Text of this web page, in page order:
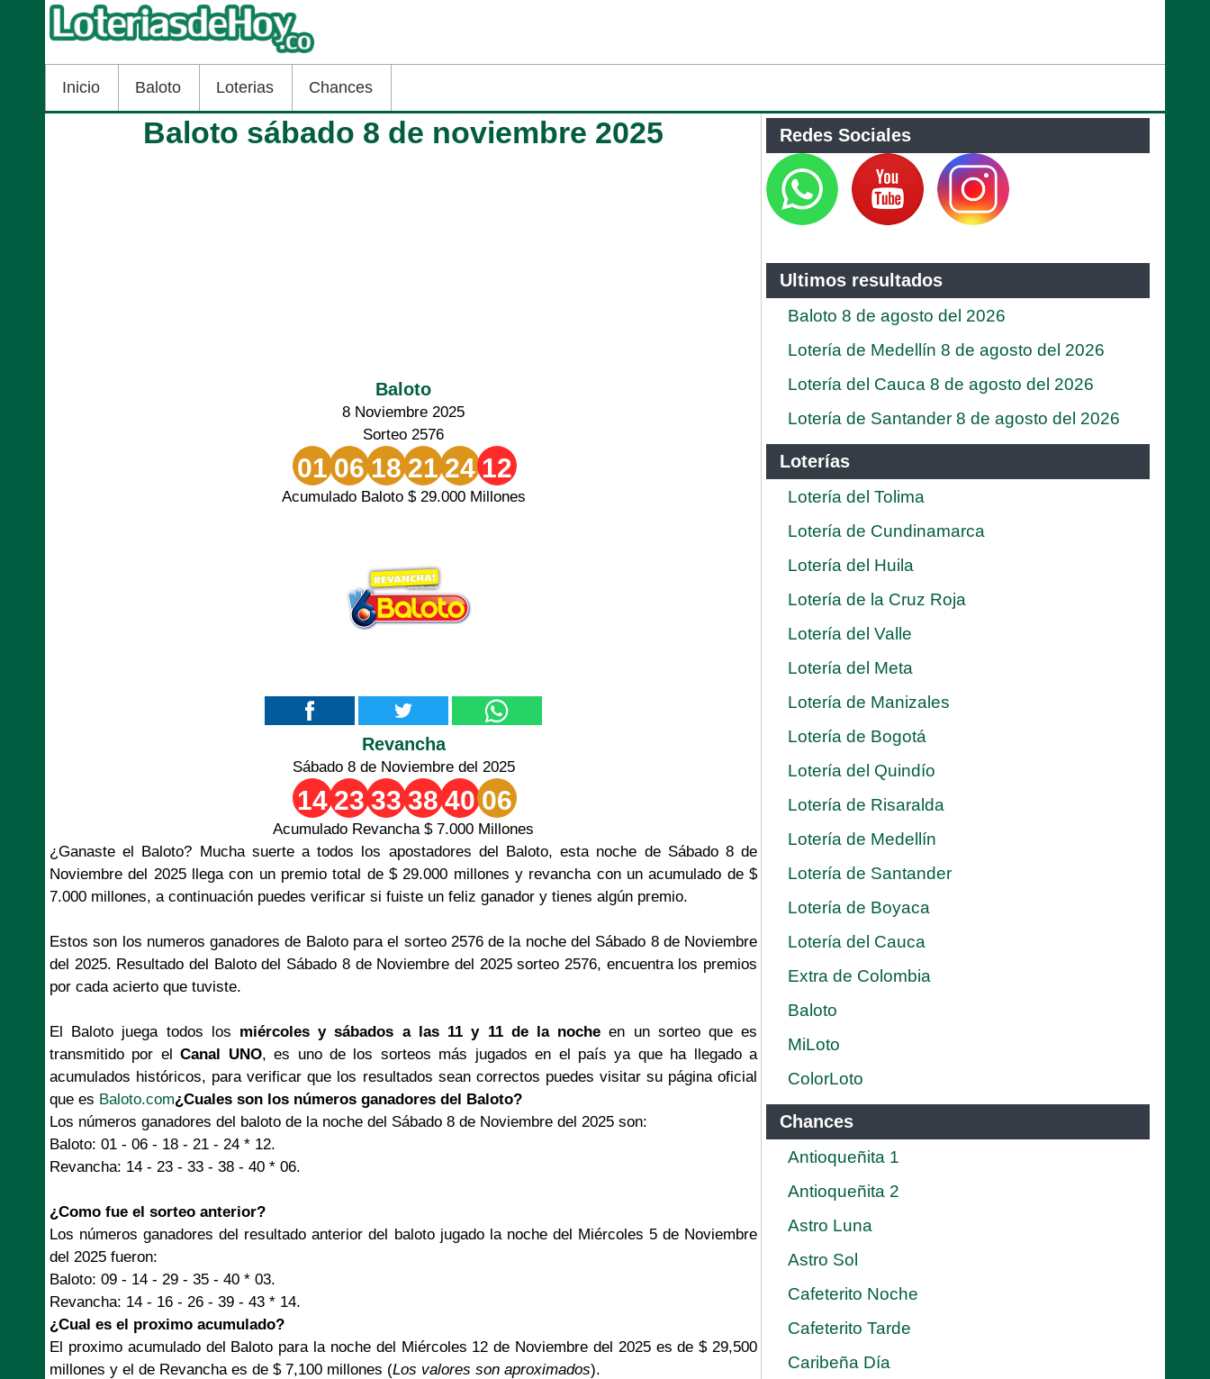
Inicio Baloto Loterias Chances
Baloto sábado 8 de noviembre 2025
Baloto
8 Noviembre 2025
Sorteo 2576
01 06 18 21 24 12
Acumulado Baloto $ 29.000 Millones
Revancha
Sábado 8 de Noviembre del 2025
14 23 33 38 40 06
Acumulado Revancha $ 7.000 Millones
¿Ganaste el Baloto? Mucha suerte a todos los apostadores del Baloto, esta noche de Sábado 8 de
Noviembre del 2025 llega con un premio total de $ 29.000 millones y revancha con un acumulado de $
7.000 millones, a continuación puedes verificar si fuiste un feliz ganador y tienes algún premio.
Estos son los numeros ganadores de Baloto para el sorteo 2576 de la noche del Sábado 8 de Noviembre
del 2025. Resultado del Baloto del Sábado 8 de Noviembre del 2025 sorteo 2576, encuentra los premios
por cada acierto que tuviste.
El Baloto juega todos los miércoles y sábados a las 11 y 11 de la noche en un sorteo que es
transmitido por elCanal UNO, es uno de los sorteos más jugados en el país ya que ha llegado a
acumulados históricos, para verificar que los resultados sean correctos puedes visitar su página oficial
que es Baloto.com¿Cuales son los números ganadores del Baloto?
Los números ganadores del baloto de la noche del Sábado 8 de Noviembre del 2025 son:
Baloto: 01 - 06 - 18 - 21 - 24 * 12.
Revancha: 14 - 23 - 33 - 38 - 40 * 06.
¿Como fue el sorteo anterior?
Los números ganadores del resultado anterior del baloto jugado la noche del Miércoles 5 de Noviembre
del 2025 fueron:
Baloto: 09 - 14 - 29 - 35 - 40 * 03.
Revancha: 14 - 16 - 26 - 39 - 43 * 14.
¿Cual es el proximo acumulado?
El proximo acumulado del Baloto para la noche del Miércoles 12 de Noviembre del 2025 es de $ 29,500
millones y el de Revancha es de $ 7,100 millones (Los valores son aproximados).
Redes Sociales
Ultimos resultados
Baloto 8 de agosto del 2026
Lotería de Medellín 8 de agosto del 2026
Lotería del Cauca 8 de agosto del 2026
Lotería de Santander 8 de agosto del 2026
Loterías
Lotería del Tolima
Lotería de Cundinamarca
Lotería del Huila
Lotería de la Cruz Roja
Lotería del Valle
Lotería del Meta
Lotería de Manizales
Lotería de Bogotá
Lotería del Quindío
Lotería de Risaralda
Lotería de Medellín
Lotería de Santander
Lotería de Boyaca
Lotería del Cauca
Extra de Colombia
Baloto
MiLoto
ColorLoto
Chances
Antioqueñita 1
Antioqueñita 2
Astro Luna
Astro Sol
Cafeterito Noche
Cafeterito Tarde
Caribeña Día